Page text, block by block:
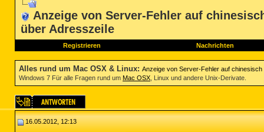
Anzeige von Server-Fehler auf
über Adresszeile
Registrieren Nachrichten
Alles rund um Mac OSX & Linux: Anzeige von Server-Fehler auf
Windows 7 Für alle Fragen rund um Mac OSX , Linux und andere Unix-Derivate.
16.05.2012, 12:13